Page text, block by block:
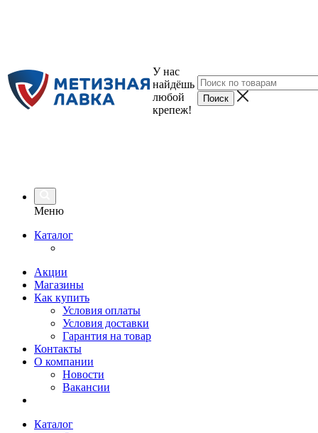
У нас
найдёшь
любой
крепеж!
Меню
Каталог
Акции
Магазины
Как купить
Условия оплаты
Условия доставки
Гарантия на товар
Контакты
О компании
Новости
Вакансии
Каталог